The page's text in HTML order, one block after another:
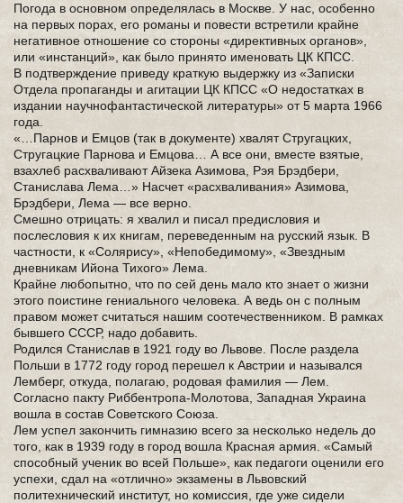
Погода в основном определялась в Москве. У нас, особенно
на первых порах, его романы и повести встретили крайне
негативное отношение со стороны «директивных органов»,
или «инстанций», как было принято именовать ЦК КПСС.
В подтверждение приведу краткую выдержку из «Записки
Отдела пропаганды и агитации ЦК КПСС «О недостатках в
издании научнофантастической литературы» от 5 марта 1966
года.
«…Парнов и Емцов (так в документе) хвалят Стругацких,
Стругацкие Парнова и Емцова… А все они, вместе взятые,
взахлеб расхваливают Айзека Азимова, Рэя Брэдбери,
Станислава Лема…» Насчет «расхваливания» Азимова,
Брэдбери, Лема — все верно.
Смешно отрицать: я хвалил и писал предисловия и
послесловия к их книгам, переведенным на русский язык. В
частности, к «Солярису», «Непобедимому», «Звездным
дневникам Ийона Тихого» Лема.
Крайне любопытно, что по сей день мало кто знает о жизни
этого поистине гениального человека. А ведь он с полным
правом может считаться нашим соотечественником. В рамках
бывшего СССР, надо добавить.
Родился Станислав в 1921 году во Львове. После раздела
Польши в 1772 году город перешел к Австрии и назывался
Лемберг, откуда, полагаю, родовая фамилия — Лем.
Согласно пакту Риббентропа-Молотова, Западная Украина
вошла в состав Советского Союза.
Лем успел закончить гимназию всего за несколько недель до
того, как в 1939 году в город вошла Красная армия. «Самый
способный ученик во всей Польше», как педагоги оценили его
успехи, сдал на «отлично» экзамены в Львовский
политехнический институт, но комиссия, где уже сидели